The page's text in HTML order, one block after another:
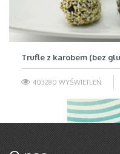
Trufle z karobem (bez
403280 WYŚWIETLEŃ